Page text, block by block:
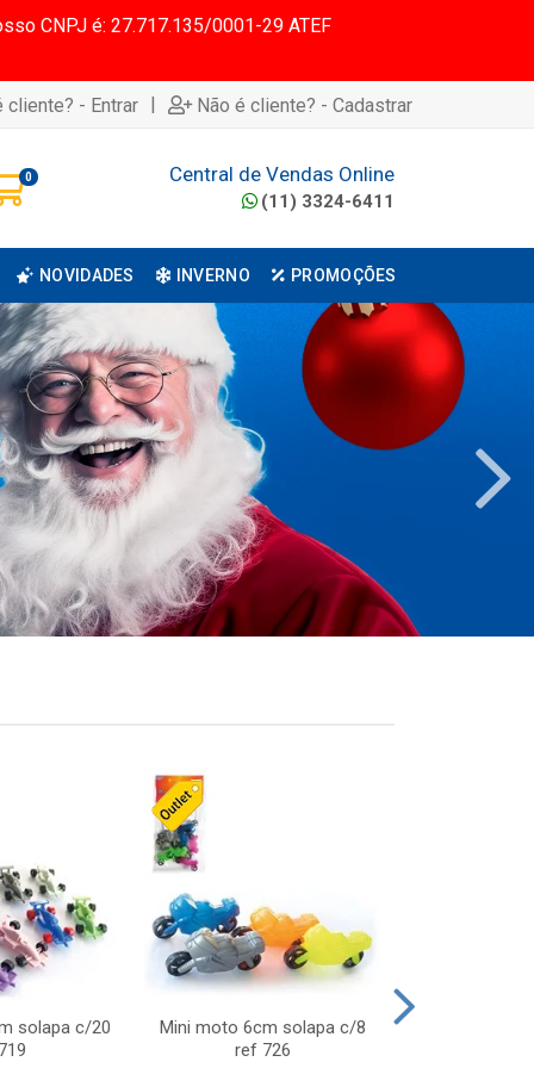
CNPJ é: 27.717.135/0001-29 ATEF
cliente? - Entrar | Não é cliente? - Cadastrar
0 Central de Vendas Online
(11) 3324-6411
NOVIDADES INVERNO PROMOÇÕES
solapa c/20
Mini moto 6cm solapa c/8
ref 726